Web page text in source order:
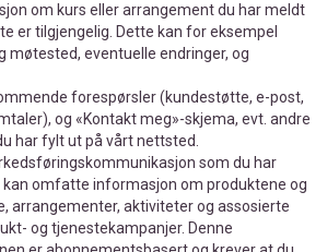
om kurs eller arrangement du har meldt
er tilgjengelig. Dette kan for eksempel
møtested, eventuelle endringer, og
forespørsler (kundestøtte, e-post,
og «Kontakt meg»-skjema, evt. andre
har fylt ut på vårt nettsted.
som du har
kan omfatte informasjon om produktene og
arrangementer, aktiviteter og assosierte
og tjenestekampanjer. Denne